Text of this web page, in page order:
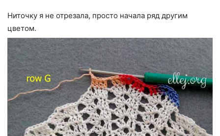
Ниточку я не отрезала, просто начала ряд другим
цветом.